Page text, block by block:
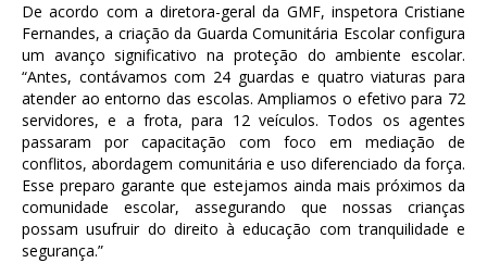
De acordo com a diretora-geral da GMF, inspetora Cristiane
Fernandes, a criação da Guarda Comunitária Escolar configura
um avanço significativo na proteção do ambiente escolar.
“Antes, contávamos com 24 guardas e quatro viaturas para
atender ao entorno das escolas. Ampliamos o efetivo para 72
servidores, e a frota, para 12 veículos. Todos os agentes
passaram por capacitação com foco em mediação de
conflitos, abordagem comunitária e uso diferenciado da força.
Esse preparo garante que estejamos ainda mais próximos da
comunidade escolar, assegurando que nossas crianças
possam usufruir do direito à educação com tranquilidade e
segurança.”